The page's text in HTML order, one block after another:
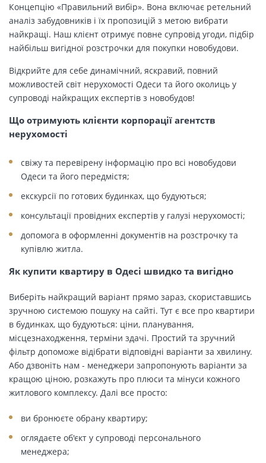
Концепцію «Правильний вибір». Вона включає ретельний
аналіз забудовників і їх пропозицій з метою вибрати
найкращі. Наш клієнт отримує повне супровід угоди, підбір
найбільш вигідної розстрочки для покупки новобудови.
Відкрийте для себе динамічний, яскравий, повний
можливостей світ нерухомості Одеси та його околиць у
супроводі найкращих експертів з новобудов!
Що отримують клієнти корпорації агентств
нерухомості
свіжу та перевірену інформацію про всі новобудови
Одеси та його передмістя;
екскурсії по готових будинках, що будуються;
консультації провідних експертів у галузі нерухомості;
допомога в оформленні документів на розстрочку та
купівлю житла.
Як купити квартиру в Одесі швидко та вигідно
Виберіть найкращий варіант прямо зараз, скориставшись
зручною системою пошуку на сайті. Тут є все про квартири
в будинках, що будуються: ціни, планування,
місцезнаходження, терміни здачі. Простий та зручний
фільтр допоможе відібрати відповідні варіанти за хвилину.
Або дзвоніть нам - менеджери запропонують варіанти за
кращою ціною, розкажуть про плюси та мінуси кожного
житлового комплексу. Далі все просто:
ви бронюєте обрану квартиру;
оглядаєте об'єкт у супроводі персонального
менеджера;